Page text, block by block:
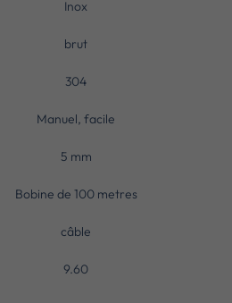
Inox
brut
304
Manuel, facile
5 mm
Bobine de 100 metres
câble
9.60